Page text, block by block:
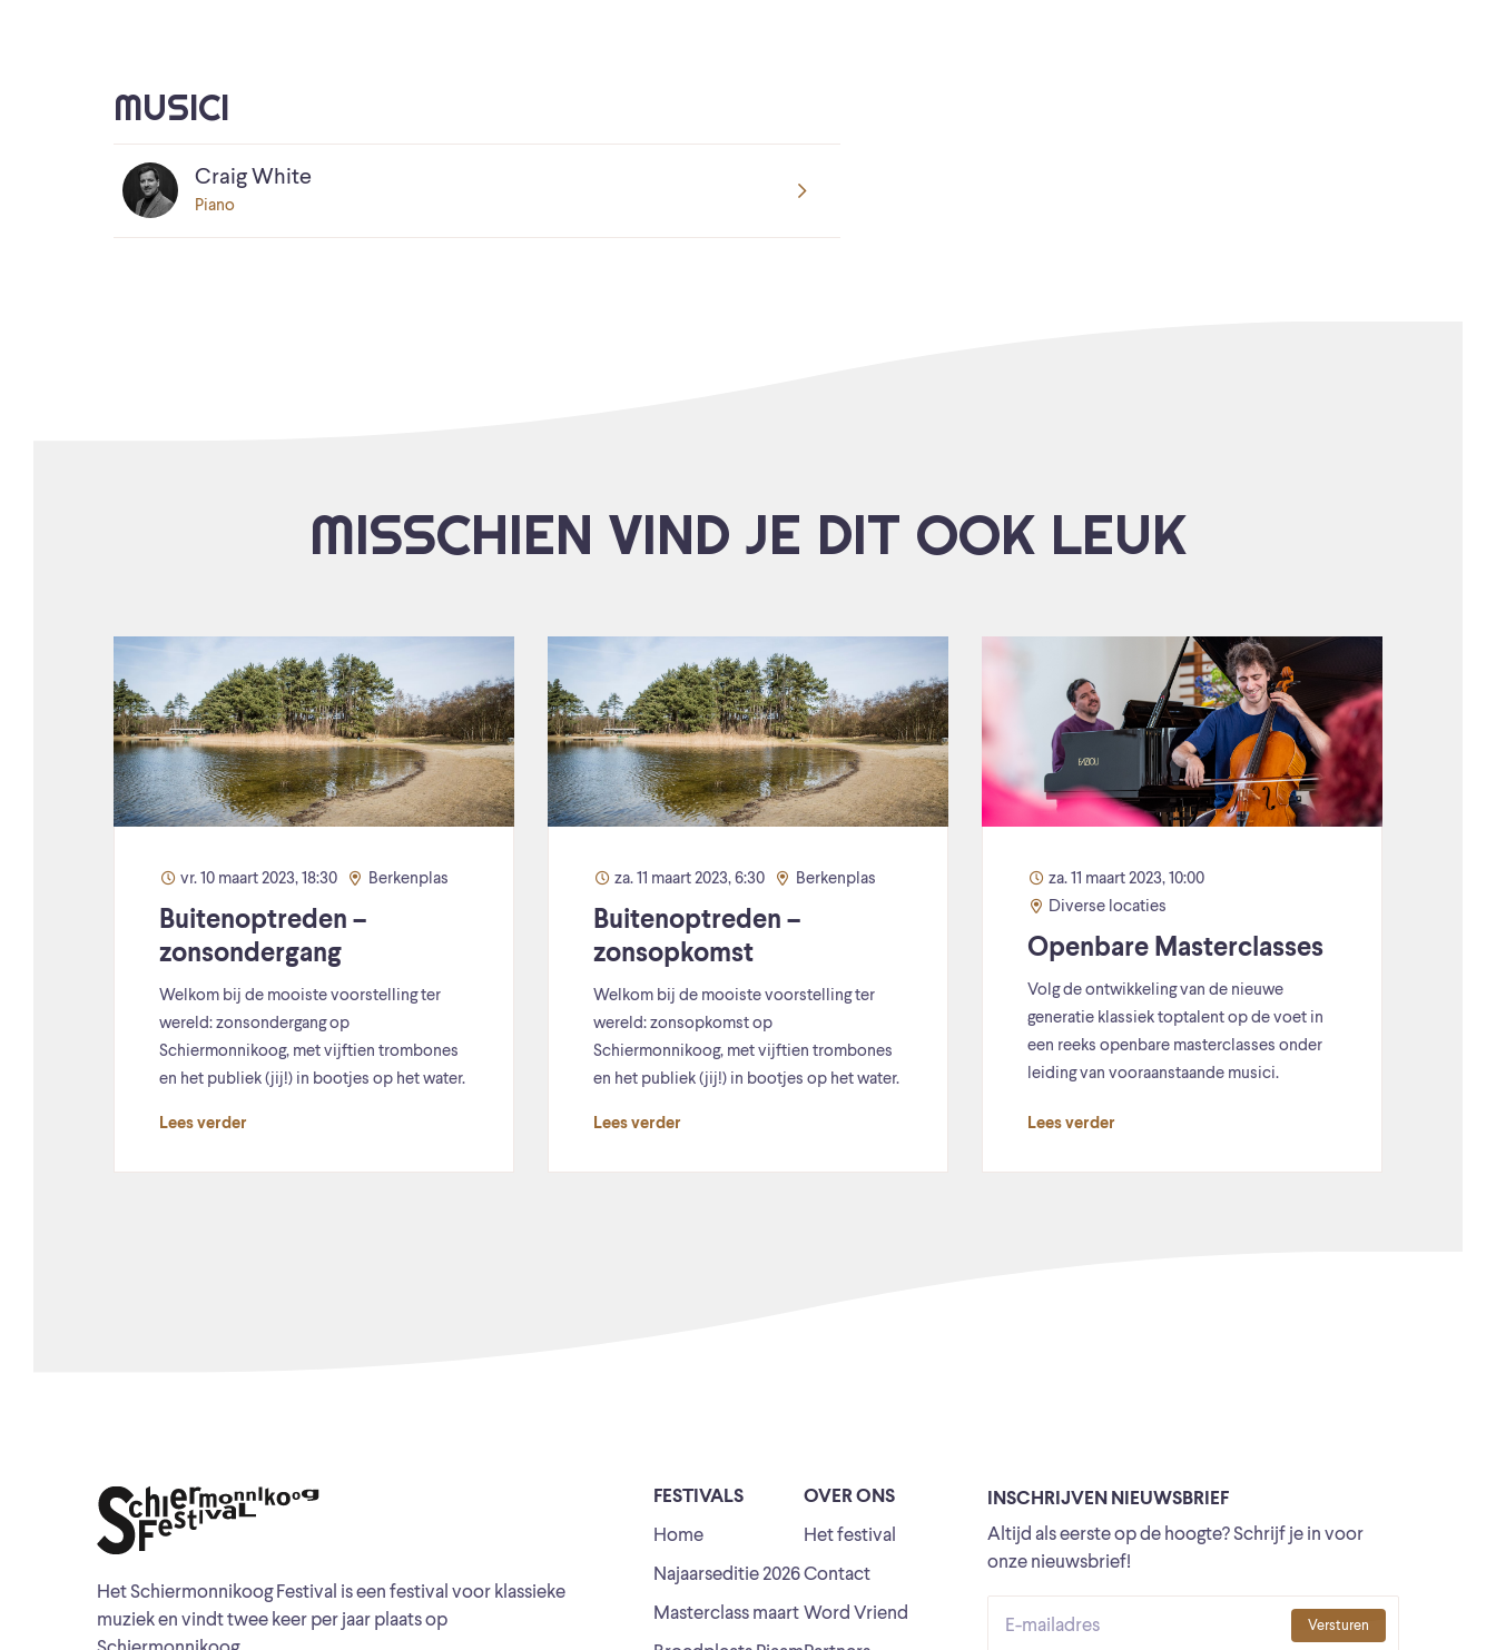
MUSICI
Craig White
Piano
MISSCHIEN VIND JE DIT OOK LEUK
vr. 10 maart 2023, 18:30 Berkenplas
Buitenoptreden –
zonsondergang
Welkom bij de mooiste voorstelling ter
wereld: zonsondergang op
Schiermonnikoog, met vijftien trombones
en het publiek (jij!) in bootjes op het water.
Lees verder
za. 11 maart 2023, 6:30 Berkenplas
Buitenoptreden –
zonsopkomst
Welkom bij de mooiste voorstelling ter
wereld: zonsopkomst op
Schiermonnikoog, met vijftien trombones
en het publiek (jij!) in bootjes op het water.
Lees verder
za. 11 maart 2023, 10:00
Diverse locaties
Openbare Masterclasses
Volg de ontwikkeling van de nieuwe
generatie klassiek toptalent op de voet in
een reeks openbare masterclasses onder
leiding van vooraanstaande musici.
Lees verder
Het Schiermonnikoog Festival is een festival voor klassieke
muziek en vindt twee keer per jaar plaats op
FESTIVALS
Home
Najaarseditie 2026
Masterclass maart
OVER ONS
Het festival
Contact
Word Vriend
INSCHRIJVEN NIEUWSBRIEF
Altijd als eerste op de hoogte? Schrijf je in voor
onze nieuwsbrief!
Versturen